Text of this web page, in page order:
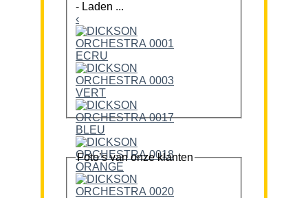
- Laden ...
‹
Foto’s van onze klanten